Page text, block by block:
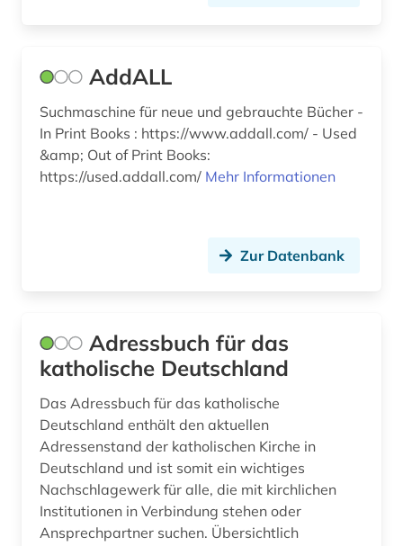
biologie (3)
biowissenschaften (2)
blog (2)
bosnien-herzegowina (4)
botanik (1)
branchenberichte (1)
branchenbuch (1)
brandenburg (5)
brandt (1)
AddALL
Suchmaschine für neue und gebrauchte Bücher -
In Print Books : https://www.addall.com/ - Used
&amp; Out of Print Books:
https://used.addall.com/ Mehr Informationen
Zur Datenbank
Adressbuch für das
katholische Deutschland
Das Adressbuch für das katholische
Deutschland enthält den aktuellen
Adressenstand der katholischen Kirche in
Deutschland und ist somit ein wichtiges
Nachschlagewerk für alle, die mit kirchlichen
Institutionen in Verbindung stehen oder
Ansprechpartner suchen. Übersichtlich